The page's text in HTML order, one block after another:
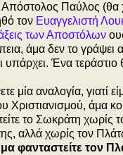
Παύλος (θα
τον Ευαγγελιστή
των Αποστόλων
άμα δεν το γράψει
υπάρχει. Ένα τεράστιο
μία αναλογία, γιατί
Χριστιανισμού, άμα
το Σωκράτη χωρίς
αλλά χωρίς τον
φανταστείτε τον